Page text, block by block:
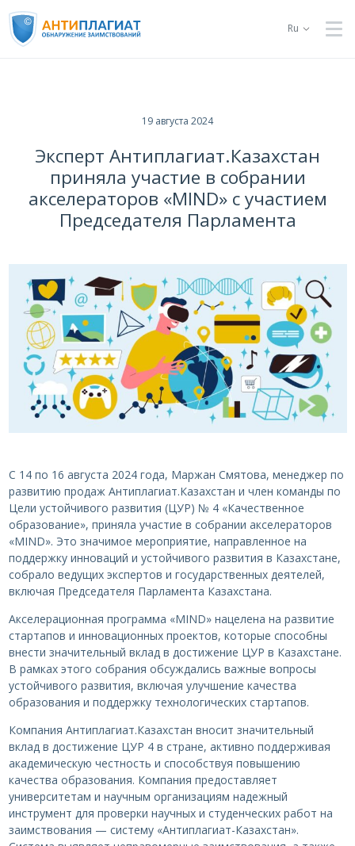
Ru
19 августа 2024
Эксперт Антиплагиат.Казахстан
приняла участие в собрании
акселераторов «MIND» с участием
Председателя Парламента
С 14 по 16 августа 2024 года, Маржан Смятова, менеджер по
развитию продаж Антиплагиат.Казахстан и член команды по
Цели устойчивого развития (ЦУР) № 4 «Качественное
образование», приняла участие в собрании акселераторов
«MIND». Это значимое мероприятие, направленное на
поддержку инноваций и устойчивого развития в Казахстане,
собрало ведущих экспертов и государственных деятелей,
включая Председателя Парламента Казахстана.
Акселерационная программа «MIND» нацелена на развитие
стартапов и инновационных проектов, которые способны
внести значительный вклад в достижение ЦУР в Казахстане.
В рамках этого собрания обсуждались важные вопросы
устойчивого развития, включая улучшение качества
образования и поддержку технологических стартапов.
Компания Антиплагиат.Казахстан вносит значительный
вклад в достижение ЦУР 4 в стране, активно поддерживая
академическую честность и способствуя повышению
качества образования. Компания предоставляет
университетам и научным организациям надежный
инструмент для проверки научных и студенческих работ на
заимствования — систему «Антиплагиат-Казахстан».